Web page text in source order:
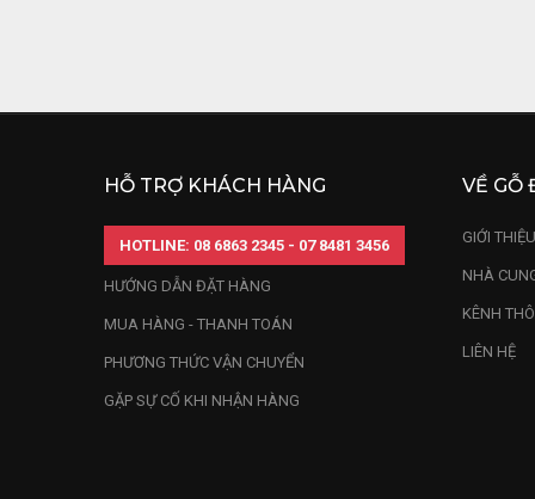
HỖ TRỢ KHÁCH HÀNG
HOTLINE: 08 6863 2345 - 07 8481 3456
HƯỚNG DẪN ĐẶT HÀNG
MUA HÀNG - THANH TOÁN
PHƯƠNG THỨC VẬN CHUYỂN
GẶP SỰ CỐ KHI NHẬN HÀNG
VỀ GỖ
GIỚI THIỆU
NHÀ
KÊNH
LIÊN HỆ